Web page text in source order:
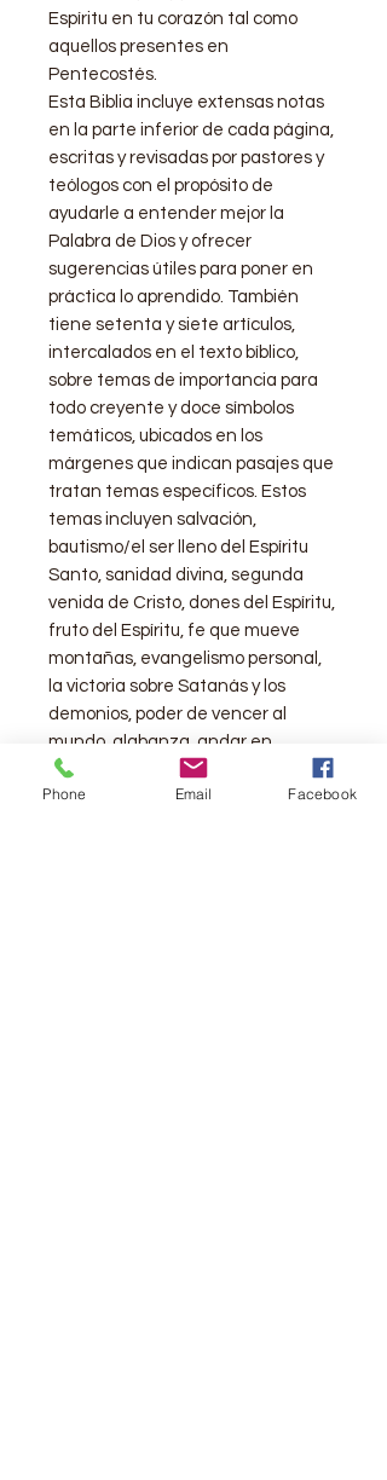
Espíritu en tu corazón tal como
aquellos presentes en
Pentecostés.
Esta Biblia incluye extensas notas
en la parte inferior de cada página,
escritas y revisadas por pastores y
teólogos con el propósito de
ayudarle a entender mejor la
Palabra de Dios y ofrecer
sugerencias útiles para poner en
práctica lo aprendido. También
tiene setenta y siete artículos,
intercalados en el texto bíblico,
sobre temas de importancia para
todo creyente y doce símbolos
temáticos, ubicados en los
márgenes que indican pasajes que
tratan temas específicos. Estos
temas incluyen salvación,
bautismo/el ser lleno del Espíritu
Santo, sanidad divina, segunda
venida de Cristo, dones del Espíritu,
fruto del Espíritu, fe que mueve
montañas, evangelismo personal,
la victoria sobre Satanás y los
demonios, poder de vencer al
mundo, alabanza, andar en
obediencia y justicia
Phone Email Facebook